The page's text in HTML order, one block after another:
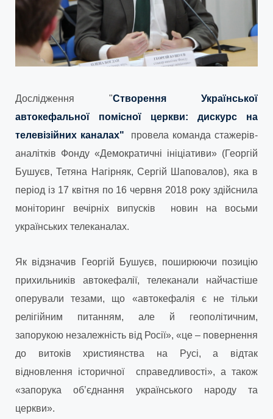
Дослідження "Створення Української
автокефальної помісної церкви: дискурс на
телевізійних каналах" провела команда стажерів-
аналітків Фонду «Демократичні ініціативи» (Георгій
Бушуєв, Тетяна Нагірняк, Сергій Шаповалов), яка в
період із 17 квітня по 16 червня 2018 року здійснила
моніторинг вечірніх випусків новин на восьми
українських телеканалах.
Як відзначив Георгій Бушуєв, поширюючи позицію
прихильників автокефалії, телеканали найчастіше
оперували тезами, що «автокефалія є не тільки
релігійним питанням, але й геополітичним,
запорукою незалежність від Росії», «це – повернення
до витоків християнства на Русі, а відтак
відновлення історичної справедливості», а також
«запорука об’єднання українського народу та
церкви».